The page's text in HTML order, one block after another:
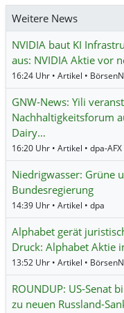
Weitere News
NVIDIA baut KI
aus: NVIDIA Aktie vor
16:24 Uhr • Artikel •
GNW-News: Yili
Nachhaltigkeitsforum
Dairy…
16:20 Uhr • Artikel • dpa-AFX
Niedrigwasser: Grüne
Bundesregierung
14:39 Uhr • Artikel • dpa
Alphabet gerät
Druck: Alphabet Aktie
13:52 Uhr • Artikel •
ROUNDUP: US-Senat
zu neuen Russland-